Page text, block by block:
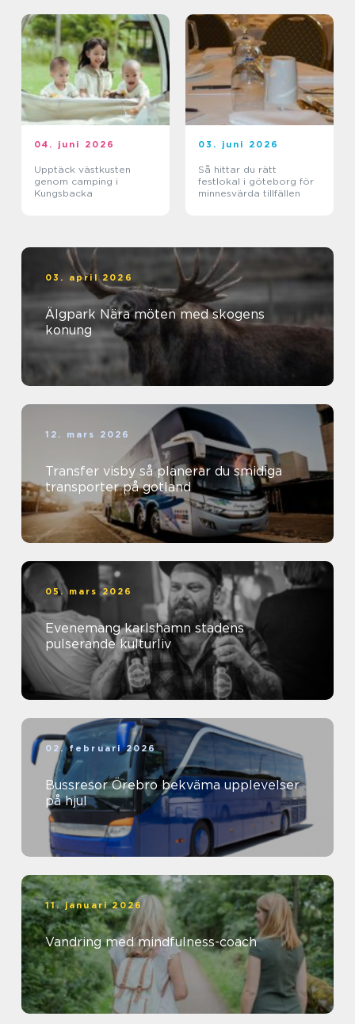
04. juni 2026
Upptäck västkusten
genom camping i
Kungsbacka
03. juni 2026
Så hittar du rätt
festlokal i göteborg för
minnesvärda tillfällen
03. april 2026
Älgpark Nära möten med skogens
konung
12. mars 2026
Transfer visby så planerar du smidiga
transporter på gotland
05. mars 2026
Evenemang karlshamn stadens
pulserande kulturliv
02. februari 2026
Bussresor Örebro bekväma upplevelser
på hjul
11. januari 2026
Vandring med mindfulness-coach